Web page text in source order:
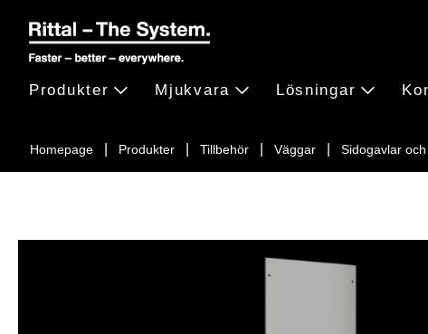
Homepage Produkter Tillbehör Väggar Sidogavlar
Produkter Mjukvara Lösningar